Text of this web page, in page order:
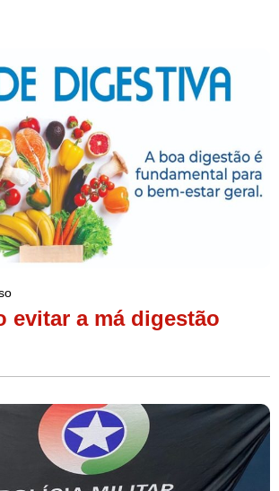
evitar a má digestão